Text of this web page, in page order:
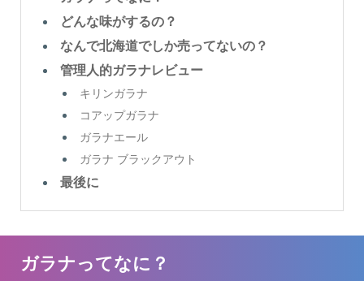
どんな味がするの？
なんで北海道でしか売ってないの？
管理人的ガラナレビュー
キリンガラナ
コアップガラナ
ガラナエール
ガラナ ブラックアウト
最後に
ガラナってなに？